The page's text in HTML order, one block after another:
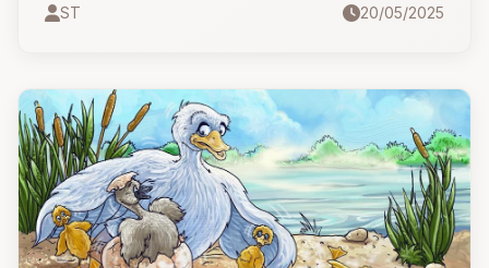
phá bài học sâu sắc về lòng trung thực và sự
ST 20/05/2025